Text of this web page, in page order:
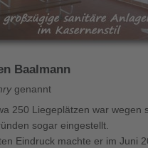
Baalmann
genannt
250 Liegeplätzen war
sogar eingestellt.
Eindruck machte er im Juni